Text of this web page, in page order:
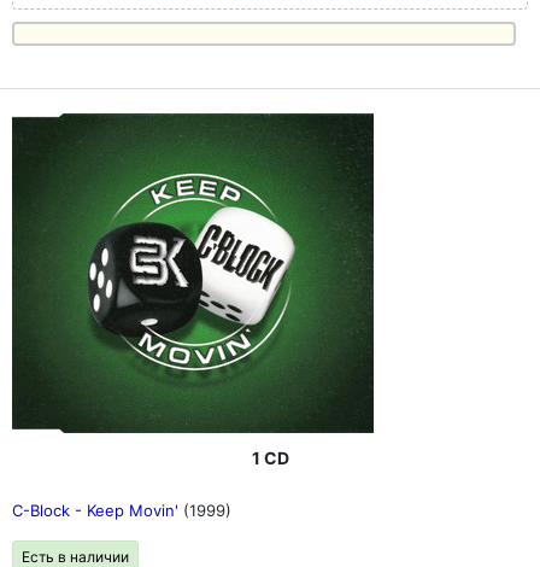
1 CD
C-Block - Keep Movin' (1999)
Есть в наличии